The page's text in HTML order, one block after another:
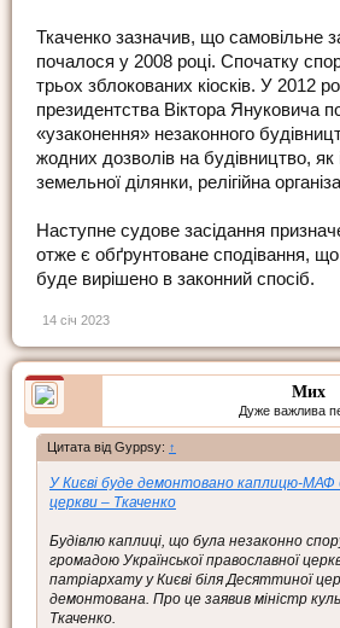
Ткаченко зазначив, що самовільне
почалося у 2008 році. Спочатку
трьох зблокованих кіосків. У 2012
президентства Віктора Януковича
«узаконення» незаконного
жодних дозволів на будівництво, як
земельної ділянки, релігійна
Наступне судове засідання
отже є обґрунтоване сподівання, що
буде вирішено в законний спосіб.
14 січ 2023
Мих
Дуже важлива
Цитата від Gyppsy: ↑
У Києві буде демонтовано каплицю-МАФ
церкви – Ткаченко
Будівлю каплиці, що була незаконно
громадою Української православної
патріархату у Києві біля Десяттиної
демонтована. Про це заявив міністр
Ткаченко.